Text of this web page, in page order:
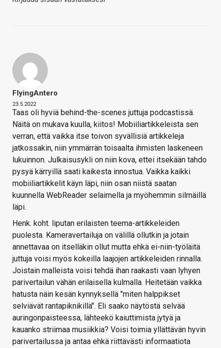
FlyingAntero
23.5.2022
Taas oli hyviä behind-the-scenes juttuja podcastissä.
Näitä on mukava kuulla, kiitos! Mobiiliartikkeleista sen
verran, että vaikka itse toivon syvällisiä artikkeleja
jatkossakin, niin ymmärrän toisaalta ihmisten laskeneen
lukuinnon. Julkaisusykli on niin kova, ettei itsekään tahdo
pysyä kärryillä saati kaikesta innostua. Vaikka kaikki
mobiiliartikkelit käyn läpi, niin osan niistä saatan
kuunnella WebReader selaimella ja myöhemmin silmäillä
läpi.
Henk. koht. liputan erilaisten teema-artikkeleiden
puolesta. Kameravertailuja on välillä ollutkin ja jotain
annettavaa on itselläkin ollut mutta ehkä ei-niin-työläitä
juttuja voisi myös kokeilla laajojen artikkeleiden rinnalla.
Joistain malleista voisi tehdä ihan raakasti vaan lyhyen
parivertailun vähän erilaisella kulmalla. Heitetään vaikka
hatusta näin kesän kynnyksellä "miten halppikset
selviävät rantapiknikillä". Eli saako näytöstä selvää
auringonpaisteessa, lähteekö kaiuttimista jytyä ja
kauanko striimaa musiikkia? Voisi toimia yllättävän hyvin
parivertailussa ja antaa ehkä riittävästi informaatiota